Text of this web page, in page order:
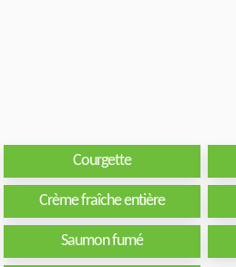
Courgette
Crème fraîche entière
Saumon fumé